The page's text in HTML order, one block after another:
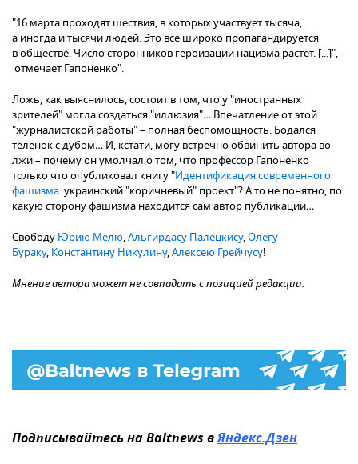
"16 марта проходят шествия, в которых участвует тысяча,
а иногда и тысячи людей. Это все широко пропагандируется
в обществе. Число сторонников героизации нацизма растет. [...]",–
отмечает Гапоненко".
Ложь, как выяснилось, состоит в том, что у "иностранных
зрителей" могла создаться "иллюзия"… Впечатление от этой
"журналистской работы" – полная беспомощность. Бодался
теленок с дубом… И, кстати, могу встречно обвинить автора во
лжи – почему он умолчал о том, что профессор Гапоненко
только что опубликовал книгу "Идентификация современного
фашизма: украинский "коричневый" проект"? А то не понятно, по
какую сторону фашизма находится сам автор публикации…
Свободу Юрию Мелю,Альгирдасу Палецкису,Олегу
Бураку, Константину Никулину,Алексею Грейчусу!
Мнение автора может не совпадать с позицией редакции.
Подписывайтесь на Baltnews вЯндекс.Дзен